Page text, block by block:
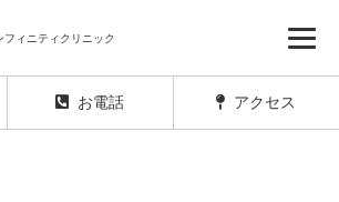
フィニティクリニック
お電話 アクセス
もにご予約のキャンセル待ちを